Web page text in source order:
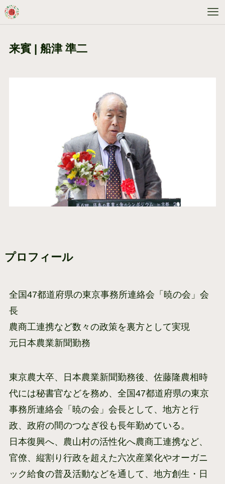
来賓 | 船津 準二
プロフィール
全国47都道府県の東京事務所連絡会「暁の会」会
長
農商工連携など数々の政策を裏方として実現
元日本農業新聞勤務
東京農大卒、日本農業新聞勤務後、佐藤隆農相時
代には秘書官などを務め、全国47都道府県の東京
事務所連絡会「暁の会」会長として、地方と行
政、政府の間のつなぎ役も長年勤めている。
日本復興へ、農山村の活性化へ農商工連携など、
官僚、縦割り行政を超えた六次産業化やオーガニ
ック給食の普及活動などを通して、地方創生・日